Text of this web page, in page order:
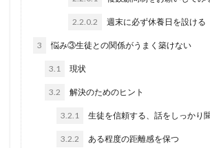
2.2.0.2 週末に必ず休養日を設ける
3 悩み③生徒との関係がうまく築けない
3.1 現状
3.2 解決のためのヒント
3.2.1 生徒を信頼する、話をしっかり
3.2.2 ある程度の距離感を保つ